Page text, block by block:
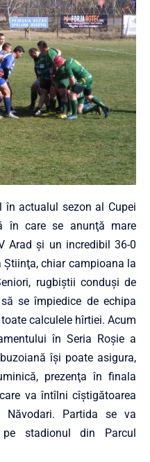
în actualul sezon al Cupei
în care se anunţă mare
Arad şi un incredibil 36-0
Ştiinţa, chiar campioana la
rugbiştii conduşi de
se împiedice de echipa
calculele hîrtiei. Acum
în Seria Roşie a
îşi poate asigura,
prezenţa în finala
va întîlni cîştigătoarea
Năvodari. Partida se va
stadionul din Parcul